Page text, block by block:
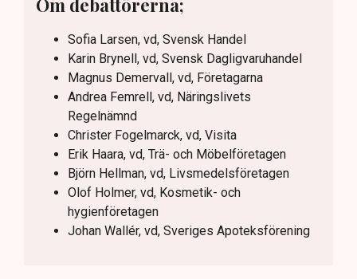
Sofia Larsen, vd, Svensk Handel
Karin Brynell, vd, Svensk Dagligvaruhandel
Magnus Demervall, vd, Företagarna
Andrea Femrell, vd, Näringslivets
Regelnämnd
Christer Fogelmarck, vd, Visita
Erik Haara, vd, Trä- och Möbelföretagen
Björn Hellman, vd, Livsmedelsföretagen
Olof Holmer, vd, Kosmetik- och
hygienföretagen
Johan Wallér, vd, Sveriges Apoteksförening